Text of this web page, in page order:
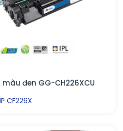
đen GG-CH226XCU
CF226X